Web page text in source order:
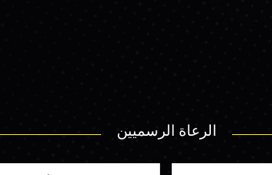
الرعاة الرسميين